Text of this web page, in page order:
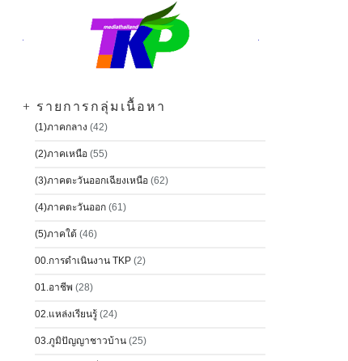
+ รายการกลุ่มเนื้อหา
(1)ภาคกลาง (42)
(2)ภาคเหนือ (55)
(3)ภาคตะวันออกเฉียงเหนือ (62)
(4)ภาคตะวันออก (61)
(5)ภาคใต้ (46)
00.การดำเนินงาน TKP (2)
01.อาชีพ (28)
02.แหล่งเรียนรู้ (24)
03.ภูมิปัญญาชาวบ้าน (25)